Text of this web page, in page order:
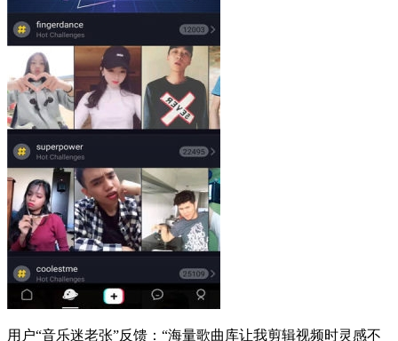
用户“音乐迷老张”反馈：“海量歌曲库让我剪辑视频时灵感不